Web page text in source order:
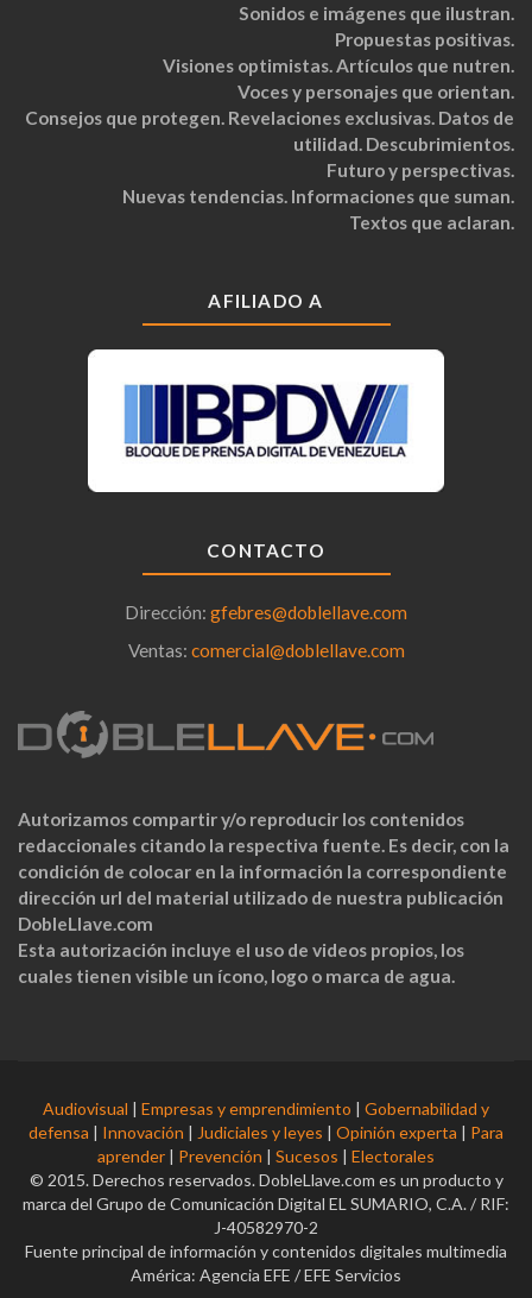
Sonidos e imágenes que ilustran.
Propuestas positivas.
Visiones optimistas. Artículos que nutren.
Voces y personajes que orientan.
Consejos que protegen. Revelaciones exclusivas. Datos de
utilidad. Descubrimientos.
Futuro y perspectivas.
Nuevas tendencias. Informaciones que suman.
Textos que aclaran.
AFILIADO A
CONTACTO
Dirección: gfebres@doblellave.com
Ventas: comercial@doblellave.com
Autorizamos compartir y/o reproducir los contenidos
redaccionales citando la respectiva fuente. Es decir, con la
condición de colocar en la información la correspondiente
dirección url del material utilizado de nuestra publicación
DobleLlave.com
Esta autorización incluye el uso de videos propios, los
cuales tienen visible un ícono, logo o marca de agua.
Audiovisual | Empresas y emprendimiento | Gobernabilidad y
defensa | Innovación | Judiciales y leyes | Opinión experta | Para
aprender | Prevención | Sucesos | Electorales
© 2015. Derechos reservados. DobleLlave.com es un producto y
marca del Grupo de Comunicación Digital EL SUMARIO, C.A. / RIF:
J-40582970-2
Fuente principal de información y contenidos digitales multimedia
América: Agencia EFE / EFE Servicios